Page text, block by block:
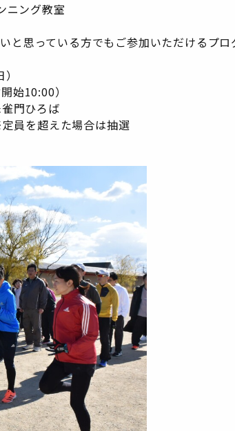
ニング教室
思っている方でもご参加いただけるプロ
始10:00）
門ひろば
員を超えた場合は抽選